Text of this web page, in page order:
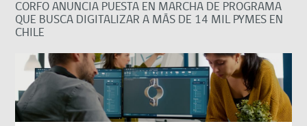
CORFO ANUNCIA PUESTA EN MARCHA DE PROGRAMA
QUE BUSCA DIGITALIZAR A MÁS DE 14 MIL PYMES EN
CHILE